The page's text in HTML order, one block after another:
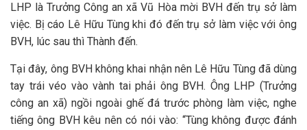
LHP là Trưởng Công an xã Vũ Hòa mời BVH đến trụ sở làm
việc. Bị cáo Lê Hữu Tùng khi đó đến trụ sở làm việc với ông
BVH, lúc sau thì Thành đến.
Tại đây, ông BVH không khai nhận nên Lê Hữu Tùng đã dùng
tay trái véo vào vành tai phải ông BVH. Ông LHP (Trưởng
công an xã) ngồi ngoài ghế đá trước phòng làm việc, nghe
tiếng ông BVH kêu nên có nói vào: “Tùng không được đánh